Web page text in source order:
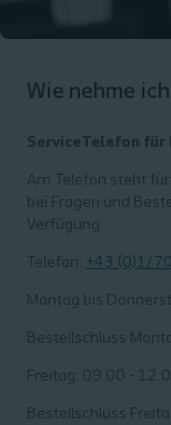
Wie nehme
ServiceTelefon für
Am Telefon steht
bei Fragen und
Verfügung.
Telefon: +43 (0)1/
Montag bis
Bestellschluss
Freitag: 09.00 -
Bestellschluss